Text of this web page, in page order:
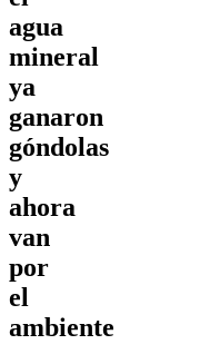
agua
mineral
ya
ganaron
góndolas
y
ahora
van
por
el
ambiente